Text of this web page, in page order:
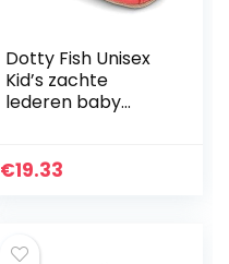
Dotty Fish Unisex
Kid’s zachte
lederen baby
€19.33